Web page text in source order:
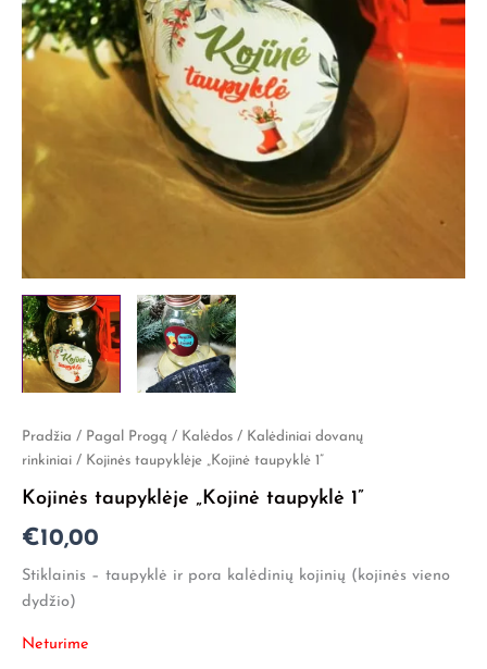
Pradžia / Pagal Progą / Kalėdos / Kalėdiniai dovanų
rinkiniai / Kojinės taupyklėje „Kojinė taupyklė 1”
Kojinės taupyklėje „Kojinė taupyklė 1”
€10,00
Stiklainis – taupyklė ir pora kalėdinių kojinių (kojinės vieno
dydžio)
Neturime